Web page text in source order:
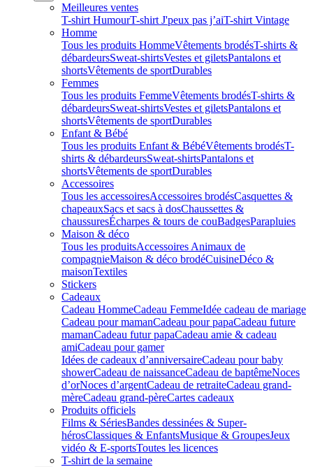
Meilleures ventes
T-shirt HumourT-shirt J'peux pas j’aiT-shirt Vintage
Homme
Tous les produits HommeVêtements brodésT-shirts &
débardeursSweat-shirtsVestes et giletsPantalons et
shortsVêtements de sportDurables
Femmes
Tous les produits FemmeVêtements brodésT-shirts &
débardeursSweat-shirtsVestes et giletsPantalons et
shortsVêtements de sportDurables
Enfant & Bébé
Tous les produits Enfant & BébéVêtements brodésT-
shirts & débardeursSweat-shirtsPantalons et
shortsVêtements de sportDurables
Accessoires
Tous les accessoiresAccessoires brodésCasquettes &
chapeauxSacs et sacs à dosChaussettes &
chaussuresÉcharpes & tours de couBadgesParapluies
Maison & déco
Tous les produitsAccessoires Animaux de
compagnieMaison & déco brodéCuisineDéco &
maisonTextiles
Stickers
Cadeaux
Cadeau HommeCadeau FemmeIdée cadeau de mariage​
Cadeau pour mamanCadeau pour papaCadeau future
mamanCadeau futur papaCadeau amie & cadeau
amiCadeau pour gamer
Idées de cadeaux d’anniversaireCadeau pour baby
showerCadeau de naissanceCadeau de baptêmeNoces
d’orNoces d’argentCadeau de retraiteCadeau grand-
mèreCadeau grand-pèreCartes cadeaux
Produits officiels
Films & SériesBandes dessinées & Super-
hérosClassiques & EnfantsMusique & GroupesJeux
vidéo & E-sportsToutes les licences
T-shirt de la semaine